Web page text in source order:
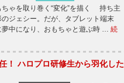
ゃを取り巻く“変化”を描く 持ち主
ジェシー。だが、タブレット端末
夢中になり、おもちゃと遊ぶ時 … 続
！ ハロプロ研修生から羽化した